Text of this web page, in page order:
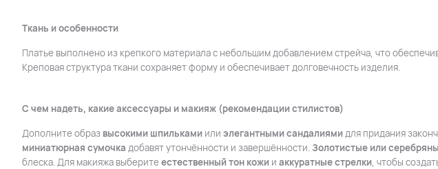
Ткань и особенности
Платье выполнено из крепкого материала с небольшим добавлением стрейча, что
Креповая структура ткани сохраняет форму и обеспечивает долговечность изделия.
С чем надеть, какие аксессуары и макияж (рекомендации стилистов)
Дополните образ высокими шпильками или элегантными сандалиями для придания
миниатюрная сумочка добавят утончённости и завершённости. Золотистые или
блеска. Для макияжа выберитеестественный тон кожи и аккуратные стрелки, чтобы